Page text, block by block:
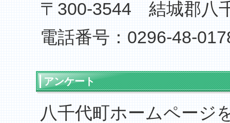
〒300-3544 結城郡八
電話番号：0296-48-
アンケート
八千代町ホームページ